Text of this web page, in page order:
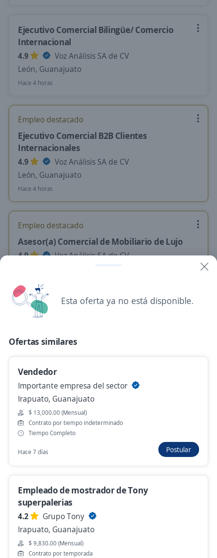
Ejecutivo Comercial Bilingüe/ Comercio
Internacional
4.9
Voz Análisis SA de CV
León, Guanajuato
Hace 4 horas
Empleo destacado
Ejecutivo Comercial B2B Clientes
Internacionales
4.9
Voz Análisis SA de CV
León, Guanajuato
Hace 4 horas
Empleo destacado
Asesor(a) Comercial de Mobiliario de Lujo
4.9
Voz Análisis SA de CV
Hace 4 horas
Asesor Comercial
León, Guanajuato
Gerente Sr de Cartera Comercial
4.6
Caja Popular Mexicana
Hace 5 horas
Se precisa Urgente Empleo destacado
Ejecutivo comercial
Importante Freight Forwarder
León, Guanajuato
Hace 6 horas
Esta oferta ya no está disponible.
Ofertas similares
Vendedor
Importante empresa del sector
Irapuato, Guanajuato
$ 13,000.00 (Mensual)
Contrato por tiempo indeterminado
Tiempo Completo
Hace 7 días Postular
Empleado de mostrador de Tony
superpalerias
4.2
Grupo Tony
Irapuato, Guanajuato
$ 9,830.00 (Mensual)
Contrato por temporada